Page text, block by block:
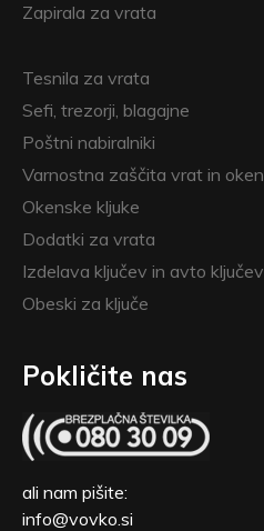
Zapirala za vrata
Tesnila za vrata
Sefi, trezorji, blagajne
Poštni nabiralniki
Varnostna zaščita vrat in oken
Okenske kljuke
Dodatki za vrata
Izdelava ključev in avto ključev
Obeski za ključe
Pokličite nas
ali nam pišite:
info@vovko.si